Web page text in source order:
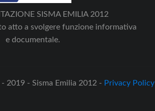
SISMA EMILIA 2012
atto a svolgere funzione informativa
e documentale.
2019 - Sisma Emilia 2012 - Privacy Policy